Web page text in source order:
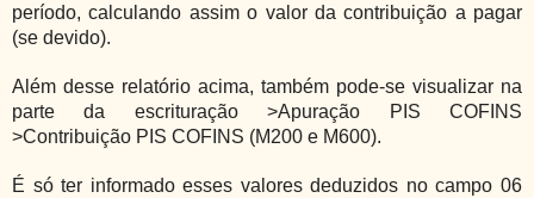
período, calculando assim o valor da contribuição a pagar
(se devido).
Além desse relatório acima, também pode-se visualizar na
parte da escrituração >Apuração PIS COFINS
>Contribuição PIS COFINS (M200 e M600).
É só ter informado esses valores deduzidos no campo 06